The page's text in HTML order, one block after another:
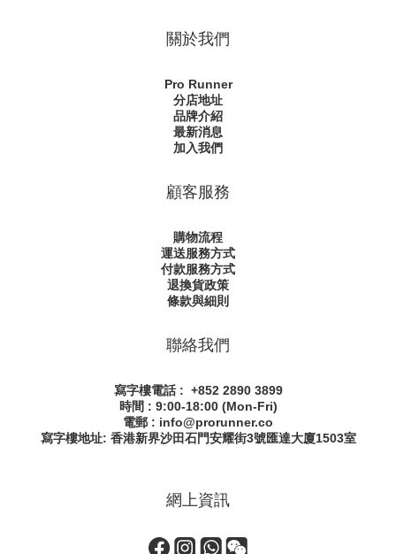
關於我們
Pro Runner
分店地址
品牌介紹
最新消息
加入我們
顧客服務
購物流程
運送服務方式
付款服務方式
退換貨政策
條款與細則
聯絡我們
寫字樓電話 : +852 2890 3899
時間 : 9:00-18:00 (Mon-Fri)
電郵 : info@prorunner.co
寫字樓地址: 香港新界沙田石門安耀街3號匯達大廈1503室
網上資訊